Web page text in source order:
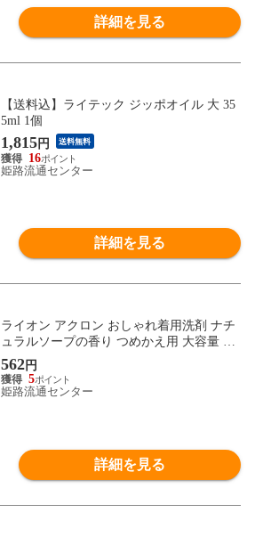
詳細を見る
【送料込】ライテック ジッポオイル 大 35
5ml 1個
1,815円 送料無料
16
姫路流通センター
詳細を見る
ライオン アクロン おしゃれ着用洗剤 ナチ
ュラルソープの香り つめかえ用 大容量 85
0ml 柔軟成分入 洗たく用洗剤
562円
5
姫路流通センター
詳細を見る